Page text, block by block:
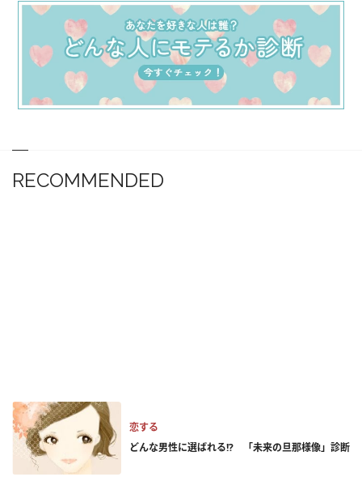
RECOMMENDED
恋する
どんな男性に選ばれる!? 「未来の旦那様像」診断